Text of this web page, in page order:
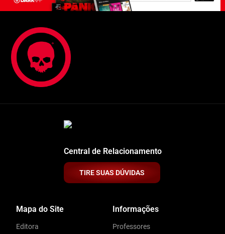
Central de Relacionamento
TIRE SUAS DÚVIDAS
Mapa do Site
Editora
Informações
Professores